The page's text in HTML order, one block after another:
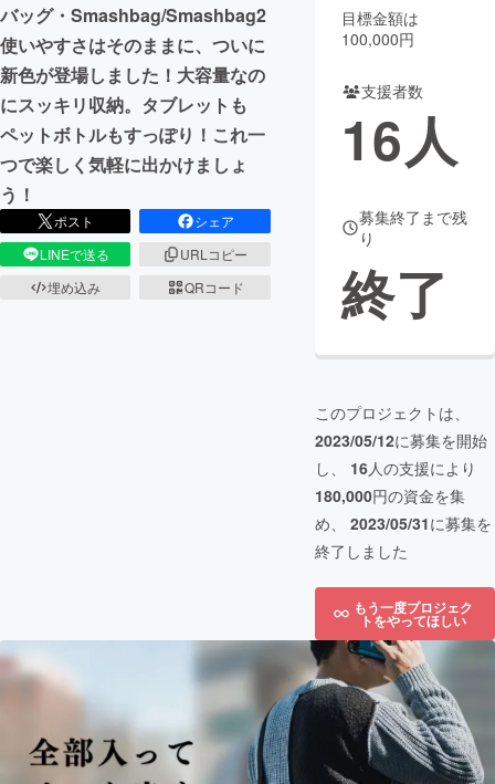
CAMPFIREふるさと納税machi-ya コミュニティ
バッグ・Smashbag/Smashbag2
使いやすさはそのままに、ついに
新色が登場しました！大容量なの
にスッキリ収納。タブレットも
ペットボトルもすっぽり！これ一
つで楽しく気軽に出かけましょ
う！
ポスト
シェア
LINEで送る
URLコピー
埋め込み
QRコード
目標金額は
100,000円
支援者数
16人
募集終了まで残
り
終了
このプロジェクトは、
2023/05/12に募集を開始
し、 16人の支援により
180,000円の資金を集
め、 2023/05/31に募集を
終了しました
もう一度プロジェク
トをやってほしい